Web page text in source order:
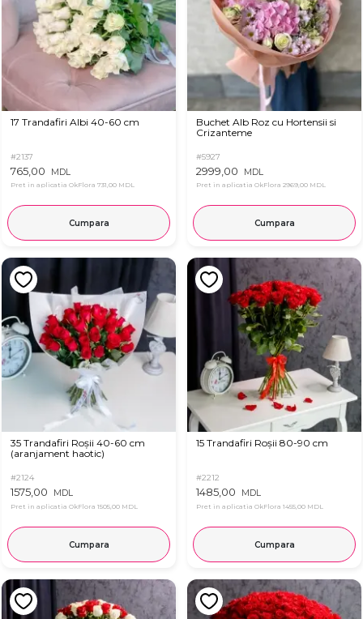
17 Trandafiri Albi 40-60 cm
#2137
765,00 MDL
Pret in aplicatia OkFlora 731,00 MDL
Cumpara
Buchet Alb Roz cu Hortensii si
Crizanteme
#5927
2999,00 MDL
Pret in aplicatia OkFlora 2969,00 MDL
Cumpara
35 Trandafiri Roșii 40-60 cm
(aranjament haotic)
#2124
1575,00 MDL
Pret in aplicatia OkFlora 1505,00 MDL
Cumpara
15 Trandafiri Roșii 80-90 cm
#2212
1485,00 MDL
Pret in aplicatia OkFlora 1455,00 MDL
Cumpara